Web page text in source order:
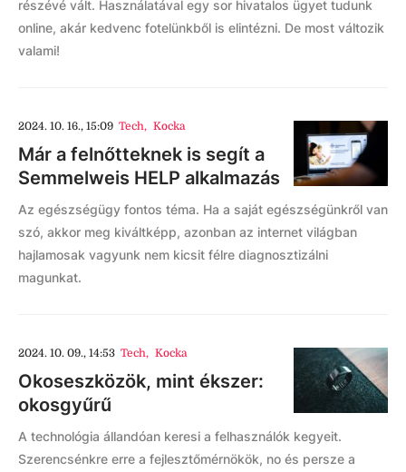
részévé vált. Használatával egy sor hivatalos ügyet tudunk
online, akár kedvenc fotelünkből is elintézni. De most változik
valami!
2024. 10. 16., 15:09 Tech, Kocka
Már a felnőtteknek is segít a
Semmelweis HELP alkalmazás
Az egészségügy fontos téma. Ha a saját egészségünkről van
szó, akkor meg kiváltképp, azonban az internet világban
hajlamosak vagyunk nem kicsit félre diagnosztizálni
magunkat.
2024. 10. 09., 14:53 Tech, Kocka
Okoseszközök, mint ékszer:
okosgyűrű
A technológia állandóan keresi a felhasználók kegyeit.
Szerencsénkre erre a fejlesztőmérnökök, no és persze a